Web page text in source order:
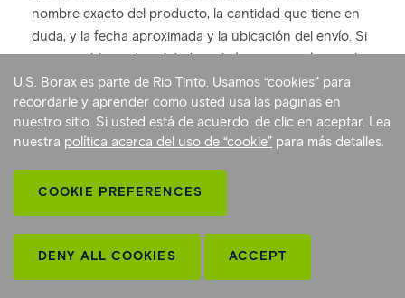
nombre exacto del producto, la cantidad que tiene en
duda, y la fecha aproximada y la ubicación del envío. Si
es un problema de calidad, también necesitará tener los
números del lote de fabricación.
Arriba
¿Cómo aumento mi límite de crédito?
gerente regional de ventas
aumentar su límite de crédito o acordar otras
U.S. Borax es parte de Rio Tinto. Usamos “cookies” para
recordarle y aprender como usted usa las paginas en
nuestro sitio. Si usted está de acuerdo, de clic en aceptar. Lea
nuestra política acerca del uso de “cookie” para más detalles.
COOKIE PREFERENCES